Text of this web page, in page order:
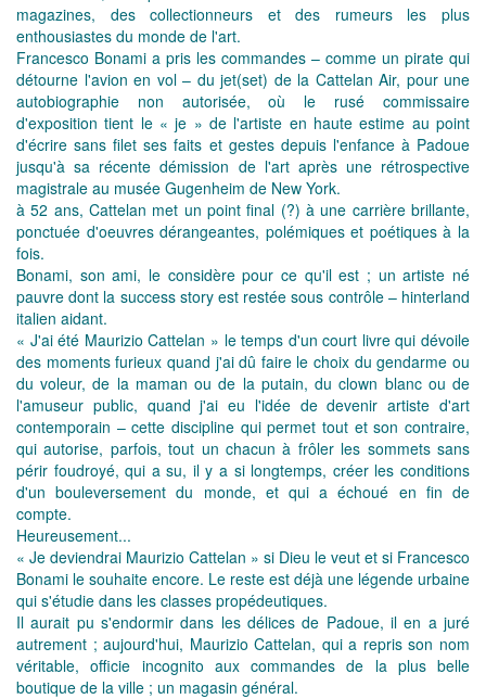
magazines, des collectionneurs et des rumeurs les plus
enthousiastes du monde de l'art.
Francesco Bonami a pris les commandes – comme un pirate qui
détourne l'avion en vol – du jet(set) de la Cattelan Air, pour une
autobiographie non autorisée, où le rusé commissaire
d'exposition tient le « je » de l'artiste en haute estime au point
d'écrire sans filet ses faits et gestes depuis l'enfance à Padoue
jusqu'à sa récente démission de l'art après une rétrospective
magistrale au musée Gugenheim de New York.
à 52 ans, Cattelan met un point final (?) à une carrière brillante,
ponctuée d'oeuvres dérangeantes, polémiques et poétiques à la
fois.
Bonami, son ami, le considère pour ce qu'il est ; un artiste né
pauvre dont la success story est restée sous contrôle – hinterland
italien aidant.
« J'ai été Maurizio Cattelan » le temps d'un court livre qui dévoile
des moments furieux quand j'ai dû faire le choix du gendarme ou
du voleur, de la maman ou de la putain, du clown blanc ou de
l'amuseur public, quand j'ai eu l'idée de devenir artiste d'art
contemporain – cette discipline qui permet tout et son contraire,
qui autorise, parfois, tout un chacun à frôler les sommets sans
périr foudroyé, qui a su, il y a si longtemps, créer les conditions
d'un bouleversement du monde, et qui a échoué en fin de
compte.
Heureusement...
« Je deviendrai Maurizio Cattelan » si Dieu le veut et si Francesco
Bonami le souhaite encore. Le reste est déjà une légende urbaine
qui s'étudie dans les classes propédeutiques.
Il aurait pu s'endormir dans les délices de Padoue, il en a juré
autrement ; aujourd'hui, Maurizio Cattelan, qui a repris son nom
véritable, officie incognito aux commandes de la plus belle
boutique de la ville ; un magasin général.